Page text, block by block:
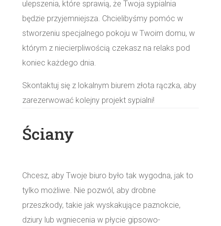
ulepszenia, które sprawią, że Twoja sypialnia
będzie przyjemniejsza. Chcielibyśmy pomóc w
stworzeniu specjalnego pokoju w Twoim domu, w
którym z niecierpliwością czekasz na relaks pod
koniec każdego dnia.
Skontaktuj się z lokalnym biurem złota rączka, aby
zarezerwować kolejny projekt sypialni!
Ściany
Chcesz, aby Twoje biuro było tak wygodna, jak to
tylko możliwe. Nie pozwól, aby drobne
przeszkody, takie jak wyskakujące paznokcie,
dziury lub wgniecenia w płycie gipsowo-